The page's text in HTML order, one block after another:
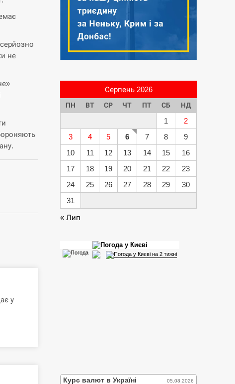
не
у
Серпень 2026
ПН ВТ СР ЧТ ПТ СБ НД
1
2
3
4 5 6 7 8
9
10
11 12 13 14 15
16
17
18 19 20 21 22
23
24
25 26 27 28 29
30
31
« Лип